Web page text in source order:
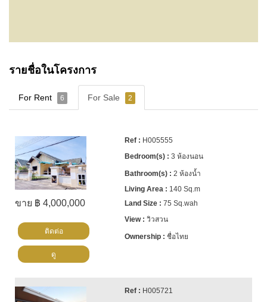
รายชื่อในโครงการ
For Rent 6 For Sale 2
ขาย ฿ 4,000,000
H005555
3 ห้องนอน
2 ห้องน้ำ
140 Sq.m
75 Sq.wah
วิวสวน
ชื่อไทย
ติดต่อ
ดู
H005721